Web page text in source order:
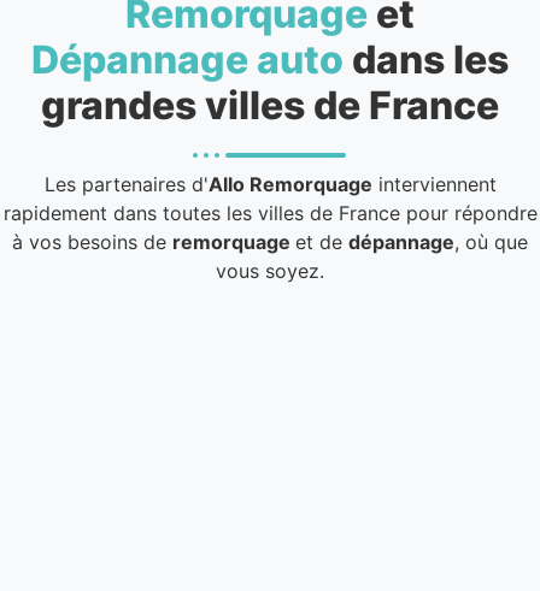
Remorquage et
Dépannage auto dans les
grandes villes de France
Les partenaires d'Allo Remorquage interviennent
rapidement dans toutes les villes de France pour répondre
à vos besoins de remorquage et de dépannage, où que
vous soyez.